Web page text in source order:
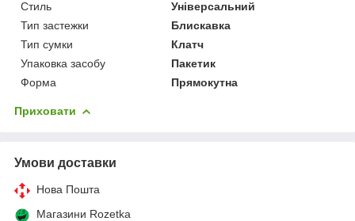
Стиль
Універсальний
Тип застежки
Блискавка
Тип сумки
Клатч
Упаковка засобу
Пакетик
Форма
Прямокутна
Приховати
Умови доставки
Нова Пошта
Магазини Rozetka